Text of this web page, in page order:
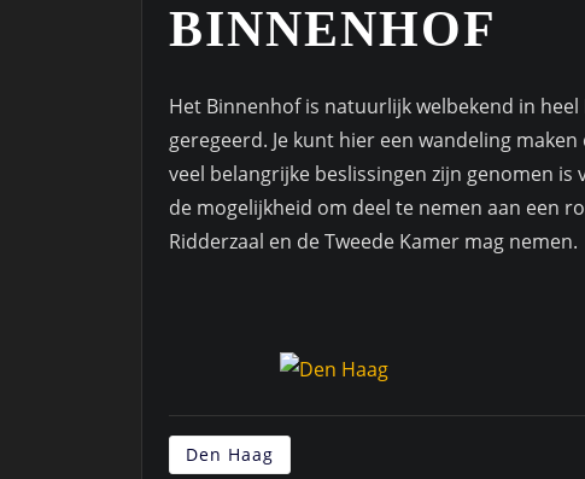
BINNENHOF
Het Binnenhof is natuurlijk welbekend in
geregeerd. Je kunt hier een wandeling
veel belangrijke beslissingen zijn genomen
de mogelijkheid om deel te nemen aan een
Ridderzaal en de Tweede Kamer mag nemen.
Den Haag